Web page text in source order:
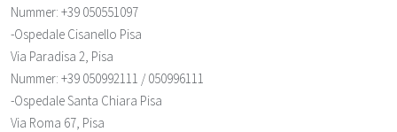
Nummer: +39 050551097
-Ospedale Cisanello Pisa
Via Paradisa 2, Pisa
Nummer: +39 050992111 / 050996111
-Ospedale Santa Chiara Pisa
Via Roma 67, Pisa